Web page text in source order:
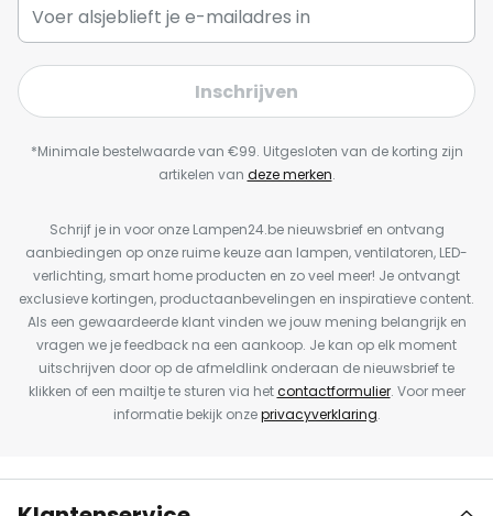
Inschrijven
*Minimale bestelwaarde van €99. Uitgesloten van de korting zijn
artikelen van deze merken.
Schrijf je in voor onze Lampen24.be nieuwsbrief en ontvang
aanbiedingen op onze ruime keuze aan lampen, ventilatoren, LED-
verlichting, smart home producten en zo veel meer! Je ontvangt
exclusieve kortingen, productaanbevelingen en inspiratieve content.
Als een gewaardeerde klant vinden we jouw mening belangrijk en
vragen we je feedback na een aankoop. Je kan op elk moment
uitschrijven door op de afmeldlink onderaan de nieuwsbrief te
klikken of een mailtje te sturen via hetcontactformulier. Voor meer
informatie bekijk onzeprivacyverklaring.